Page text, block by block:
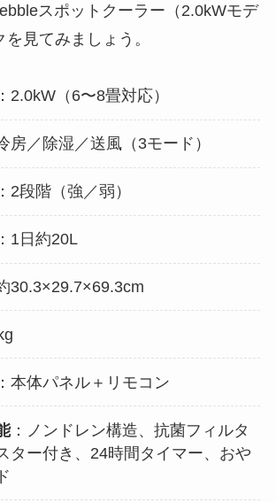
スポットクーラー（2.0kWモデ
見てみましょう。
：2.0kW（6〜8畳対応）
房／除湿／送風（3モード）
：2段階（強／弱）
1日約20L
30.3×29.7×69.3cm
本体パネル＋リモコン
：ノンドレン構造、抗菌フィルタ
ター付き、24時間タイマー、おや